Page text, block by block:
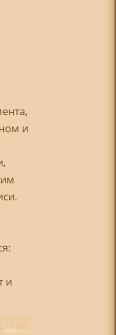
и
и